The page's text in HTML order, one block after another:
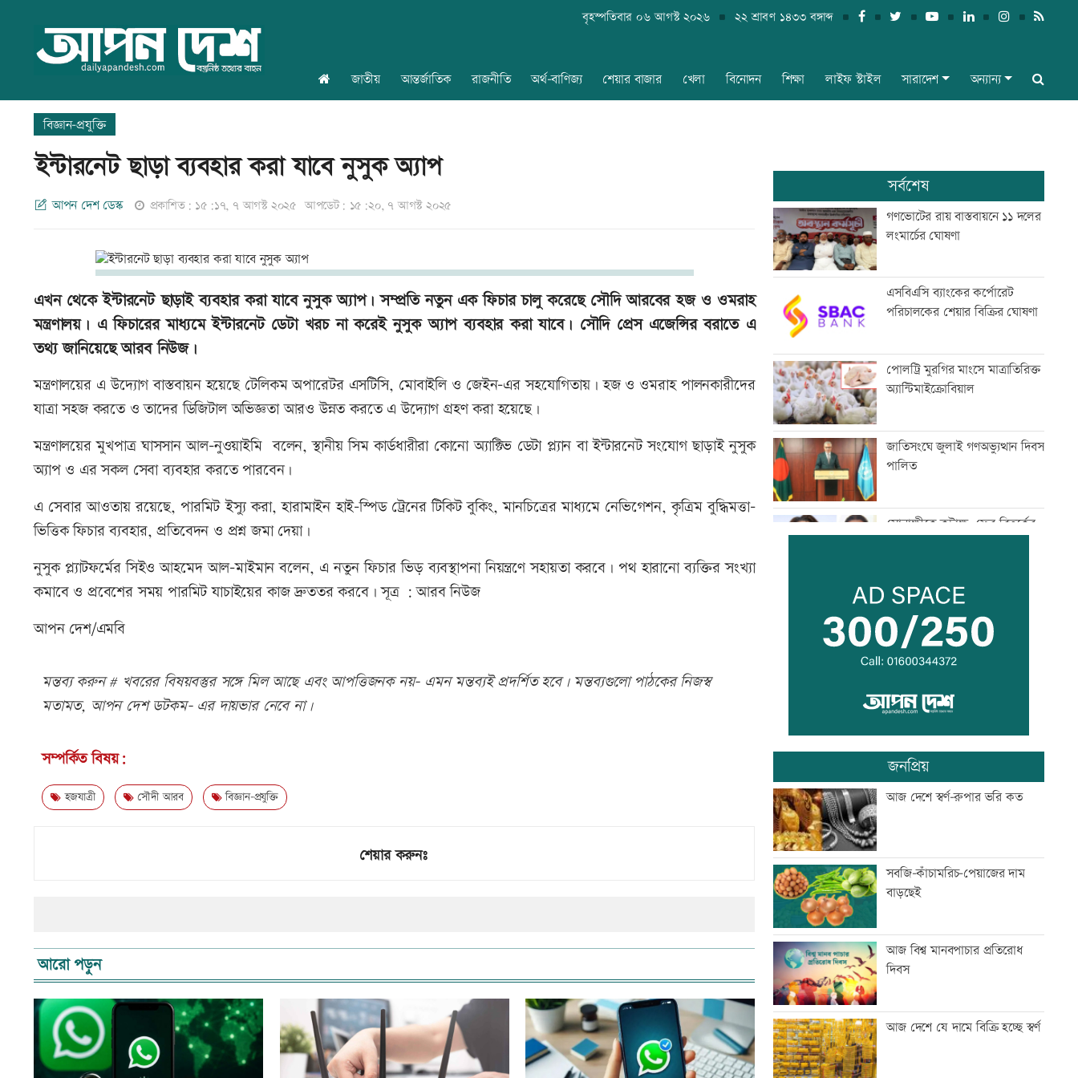
বৃহস্পতিবার ০৬ আগস্ট ২০২৬ ২২ শ্রাবণ ১৪৩৩ বঙ্গাব্দ
জাতীয় আন্তর্জাতিক রাজনীতি অর্থ-বাণিজ্য শেয়ার বাজার খেলা বিনোদন শিক্ষা লাইফ স্টাইল সারাদেশ অন্যান্য
বিজ্ঞান-প্রযুক্তি
ইন্টারনেট ছাড়া ব্যবহার করা যাবে নুসুক অ্যাপ
আপন দেশ ডেস্ক প্রকাশিত: ১৫:১৭, ৭ আগস্ট ২০২৫ আপডেট: ১৫:২০, ৭ আগস্ট ২০২৫
এখন থেকে ইন্টারনেট ছাড়াই ব্যবহার করা যাবে নুসুক অ্যাপ। সম্প্রতি নতুন এক ফিচার চালু করেছে সৌদি আরবের হজ ও ওমরাহ
মন্ত্রণালয়। এ ফিচারের মাধ্যমে ইন্টারনেট ডেটা খরচ না করেই নুসুক অ্যাপ ব্যবহার করা যাবে। সৌদি প্রেস এজেন্সির বরাতে এ
তথ্য জানিয়েছে আরব নিউজ।
মন্ত্রণালয়ের এ উদ্যোগ বাস্তবায়ন হয়েছে টেলিকম অপারেটর এসটিসি, মোবাইলি ও জেইন–এর সহযোগিতায়। হজ ও ওমরাহ পালনকারীদের
যাত্রা সহজ করতে ও তাদের ডিজিটাল অভিজ্ঞতা আরও উন্নত করতে এ উদ্যোগ গ্রহণ করা হয়েছে।
মন্ত্রণালয়ের মুখপাত্র ঘাসসান আল-নুওয়াইমি বলেন, স্থানীয় সিম কার্ডধারীরা কোনো অ্যাক্টিভ ডেটা প্ল্যান বা ইন্টারনেট সংযোগ ছাড়াই নুসুক
অ্যাপ ও এর সকল সেবা ব্যবহার করতে পারবেন।
এ সেবার আওতায় রয়েছে, পারমিট ইস্যু করা, হারামাইন হাই-স্পিড ট্রেনের টিকিট বুকিং, মানচিত্রের মাধ্যমে নেভিগেশন, কৃত্রিম বুদ্ধিমত্তা-
ভিত্তিক ফিচার ব্যবহার, প্রতিবেদন ও প্রশ্ন জমা দেয়া।
নুসুক প্ল্যাটফর্মের সিইও আহমেদ আল-মাইমান বলেন, এ নতুন ফিচার ভিড় ব্যবস্থাপনা নিয়ন্ত্রণে সহায়তা করবে। পথ হারানো ব্যক্তির সংখ্যা
কমাবে ও প্রবেশের সময় পারমিট যাচাইয়ের কাজ দ্রুততর করবে। সূত্র : আরব নিউজ
আপন দেশ/এমবি
মন্তব্য করুন # খবরের বিষয়বস্তুর সঙ্গে মিল আছে এবং আপত্তিজনক নয়- এমন মন্তব্যই প্রদর্শিত হবে। মন্তব্যগুলো পাঠকের নিজস্ব
মতামত, আপন দেশ ডটকম- এর দায়ভার নেবে না।
সম্পর্কিত বিষয়:
হজযাত্রী সৌদী আরব বিজ্ঞান-প্রযুক্তি
শেয়ার করুনঃ
আরো পড়ুন
সর্বশেষ
গণভোটের রায় বাস্তবায়নে ১১ দলের
লংমার্চের ঘোষণা
এসবিএসি ব্যাংকের কর্পোরেট
পরিচালকের শেয়ার বিক্রির ঘোষণা
পোলট্রি মুরগির মাংসে মাত্রাতিরিক্ত
অ্যান্টিমাইক্রোবিয়াল
জাতিসংঘে জুলাই গণঅভ্যুত্থান দিবস
পালিত
সোনাক্ষীকে কটাক্ষ, ফের বিতর্কের
দুই ঘণ্টায় ৫৪৮ কোটি টাকার
লেনদেন
মরদেহ
তিন বিভাগে বন্যার পূর্বাভাস
জনপ্রিয়
আজ দেশে স্বর্ণ-রুপার ভরি কত
সবজি-কাঁচামরিচ-পেয়াজের দাম
বাড়ছেই
আজ বিশ্ব মানবপাচার প্রতিরোধ
দিবস
আজ দেশে যে দামে বিক্রি হচ্ছে স্বর্ণ